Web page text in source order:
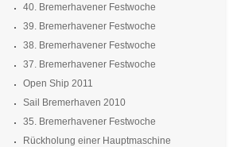
40. Bremerhavener Festwoche
39. Bremerhavener Festwoche
38. Bremerhavener Festwoche
37. Bremerhavener Festwoche
Open Ship 2011
Sail Bremerhaven 2010
35. Bremerhavener Festwoche
Rückholung einer Hauptmaschine